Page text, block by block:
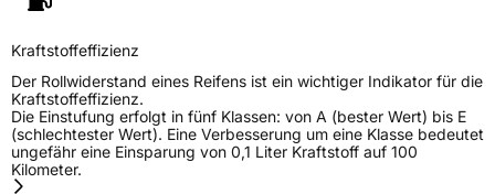
FahrzeugtypPKW
VerwendungWinterreifen
ModellnameWinter GT
FahrzeugartPKW & SUV
Kraftstoffeffizienz
Der Rollwiderstand eines Reifens ist ein wichtiger Indikator für die
Kraftstoffeffizienz.
Die Einstufung erfolgt in fünf Klassen: von A (bester Wert) bis E
(schlechtester Wert). Eine Verbesserung um eine Klasse bedeutet
ungefähr eine Einsparung von 0,1 Liter Kraftstoff auf 100
Kilometer.